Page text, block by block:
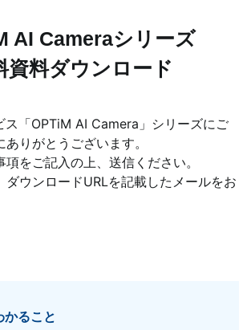
AI Cameraシリーズ
資料ダウンロード
ス「OPTiM AI Camera」シリーズにご
りがとうございます。
をご記入の上、送信ください。
ダウンロードURLを記載したメールをお
かること